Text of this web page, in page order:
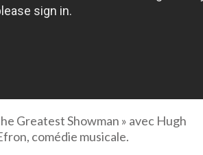
Greatest Showman » avec Hugh
comédie musicale.